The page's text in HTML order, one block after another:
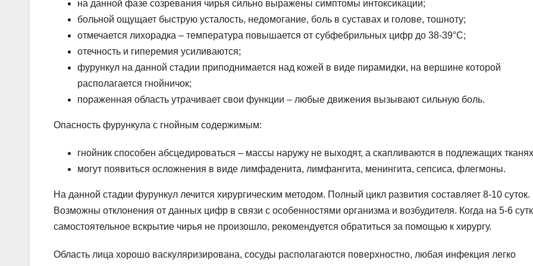
на данной фазе созревания чирья сильно выражены симптомы интоксикации;
больной ощущает быструю усталость, недомогание, боль в суставах и голове, тошноту;
отмечается лихорадка – температура повышается от субфебрильных цифр до 38-39°С;
отечность и гиперемия усиливаются;
фурункул на данной стадии приподнимается над кожей в виде пирамидки, на вершине которой
располагается гнойничок;
пораженная область утрачивает свои функции – любые движения вызывают сильную боль.
Опасность фурункула с гнойным содержимым:
гнойник способен абсцедироваться – массы наружу не выходят, а скапливаются в подлежащих
могут появиться осложнения в виде лимфаденита, лимфангита, менингита, сепсиса, флегмоны.
На данной стадии фурункул лечится хирургическим методом. Полный цикл развития составляет 8-10 суток.
Возможны отклонения от данных цифр в связи с особенностями организма и возбудителя. Когда на 5-6
самостоятельное вскрытие чирья не произошло, рекомендуется обратиться за помощью к хирургу.
Область лица хорошо васкуляризирована, сосуды располагаются поверхностно, любая инфекция легко